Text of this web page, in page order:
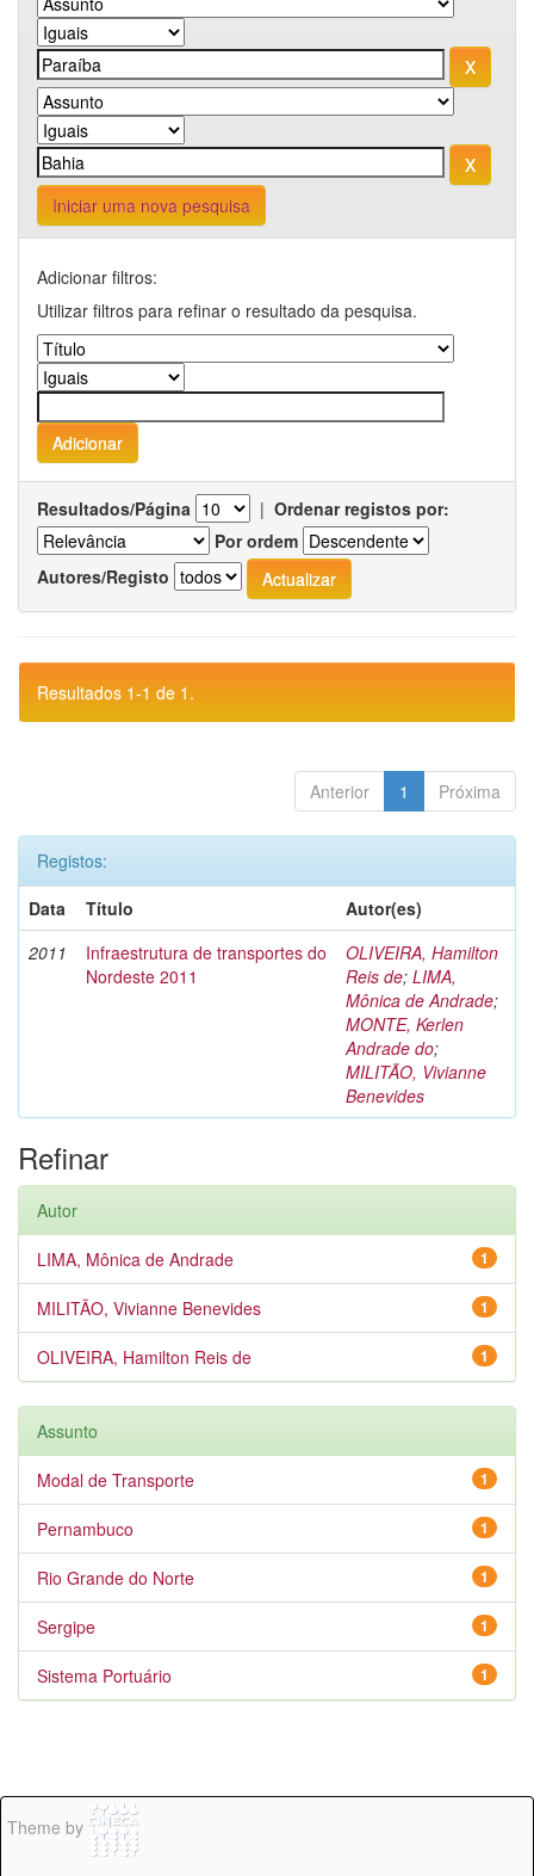
Iniciar uma nova pesquisa
Adicionar filtros:
Utilizar filtros para refinar o resultado da pesquisa.
Resultados/Página | Ordenar registos por:
Por ordem
Autores/Registo
Resultados 1-1 de 1.
Anterior 1 Próxima
Registos:
Data
Título
Autor(es)
2011
Infraestrutura de transportes do
Nordeste 2011
OLIVEIRA, Hamilton
Reis de; LIMA,
Mônica de Andrade;
MONTE, Kerlen
Andrade do;
MILITÃO, Vivianne
Benevides
Refinar
Autor
1
LIMA, Mônica de Andrade
1
MILITÃO, Vivianne Benevides
1
OLIVEIRA, Hamilton Reis de
Assunto
1
Modal de Transporte
1
Pernambuco
1
Rio Grande do Norte
1
Sergipe
1
Sistema Portuário
Theme by